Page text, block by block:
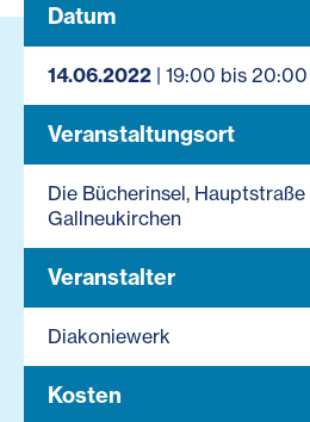
Datum
14.06.2022 | 19:00 bis 20:00
Veranstaltungsort
Die Bücherinsel, Hauptstraße
Gallneukirchen
Veranstalter
Diakoniewerk
Kosten